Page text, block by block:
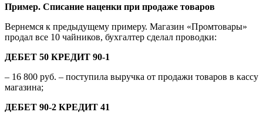
Пример. Списание наценки при продаже товаров
Вернемся к предыдущему примеру. Магазин «Промтовары»
продал все 10 чайников, бухгалтер сделал проводки:
ДЕБЕТ 50 КРЕДИТ 90-1
– 16 800 руб. – поступила выручка от продажи товаров в кассу
магазина;
ДЕБЕТ 90-2 КРЕДИТ 41